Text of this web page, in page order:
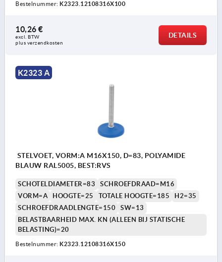
Bestelnummer: K2323.12108316X100
10,26 €
excl. BTW
plus verzendkosten
DETAILS
K2323 A
STELVOET, VORM:A M16X150, D=83, POLYAMIDE
BLAUW RAL5005, BEST:RVS
SCHOTELDIAMETER=83
SCHROEFDRAAD=M16
VORM=A
HOOGTE=25 TOTALE HOOGTE=185
H2=35
SCHROEFDRAADLENGTE=150
SW=13
BELASTBAARHEID MAX. KN (ALLEEN BIJ STATISCHE
BELASTING)=20
Bestelnummer: K2323.12108316X150